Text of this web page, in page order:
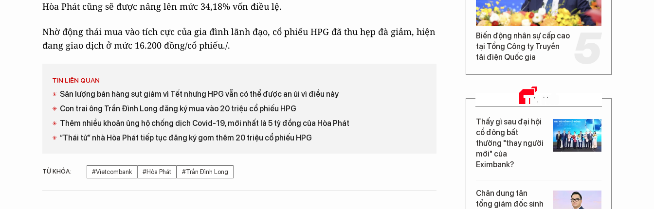
Hòa Phát cũng sẽ được nâng lên mức 34,18% vốn điều lệ.
Nhờ động thái mua vào tích cực của gia đình lãnh đạo, cổ phiếu HPG đã thu hẹp đà giảm, hiện
đang giao dịch ở mức 16.200 đồng/cổ phiếu./.
TIN LIÊN QUAN
Sản lượng bán hàng sụt giảm vì Tết nhưng HPG vẫn có thể được an ủi vì điều này
Con trai ông Trần Đình Long đăng ký mua vào 20 triệu cổ phiếu HPG
Thêm nhiều khoản ủng hộ chống dịch Covid-19, mới nhất là 5 tỷ đồng của Hòa Phát
“Thái tử” nhà Hòa Phát tiếp tục đăng ký gom thêm 20 triệu cổ phiếu HPG
TỪ KHÓA: #Vietcombank #Hòa Phát #Trần Đình Long
Biến động nhân sự cấp cao
tại Tổng Công ty Truyền
tải điện Quốc gia
TIN MỚI
Thấy gì sau đại hội
cổ đông bất
thường "thay người
mới" của
Eximbank?
Chân dung tân
tổng giám đốc sinh